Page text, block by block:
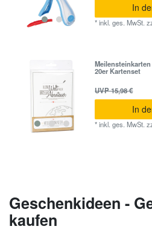
In
*inkl. ges. MwSt.
20er Kartenset
UVP 15,98 €
In
*inkl. ges. MwSt.
Geschenkideen -
kaufen